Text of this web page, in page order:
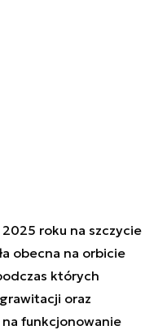
roku na szczycie
obecna na orbicie
których
oraz
funkcjonowanie